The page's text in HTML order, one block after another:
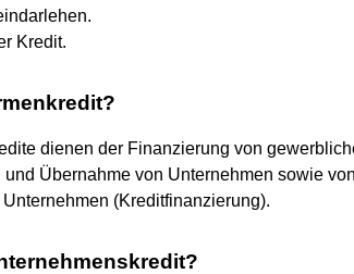
Kredit.
dienen der Finanzierung von
Übernahme von Unternehmen sowie
(Kreditfinanzierung).